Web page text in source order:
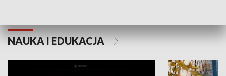
NAUKA I EDUKACJA